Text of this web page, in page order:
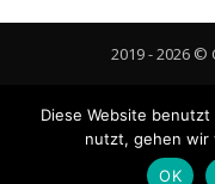
2019 - 2026 ©
Gastbeitrag
Diese Website
nutzt, gehen wir
OK